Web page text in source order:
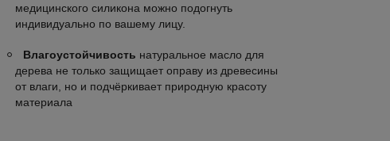
медицинского силикона можно подогнуть
индивидуально по вашему лицу.
Влагоустойчивость натуральное масло для
дерева не только защищает оправу из древесины
от влаги, но и подчёркивает природную красоту
материала